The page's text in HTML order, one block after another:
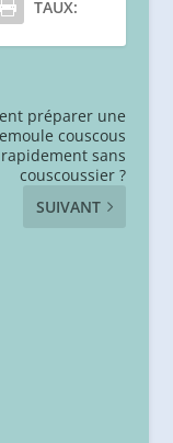
TAUX:
préparer une
couscous
rapidement sans
couscoussier ?
SUIVANT